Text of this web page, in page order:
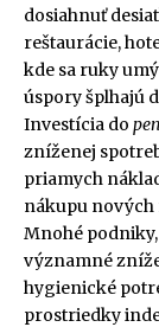
dosiahnuť
reštaurácie,
kde sa ruky
úspory šplhajú
Investícia do
zníženej
priamych
nákupu nových
Mnohé
významné
hygienické
prostriedky